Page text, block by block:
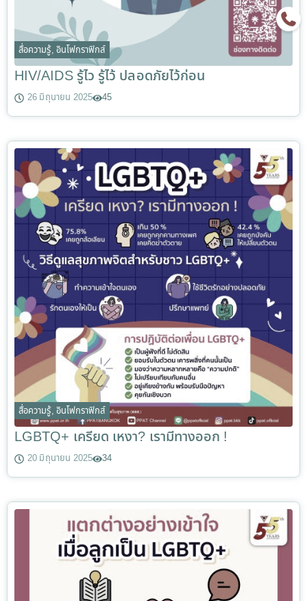
สื่อความรู้, อินโฟกราฟิกส์
HIV/AIDS รู้ไว รู้ไว้ ปลอดภัยไว้ก่อน
26 มิถุนายน 2025 45
สื่อความรู้, อินโฟกราฟิกส์
LGBTQ+ เครียด เหงา? เรามีทางออก !
20 มิถุนายน 2025 34